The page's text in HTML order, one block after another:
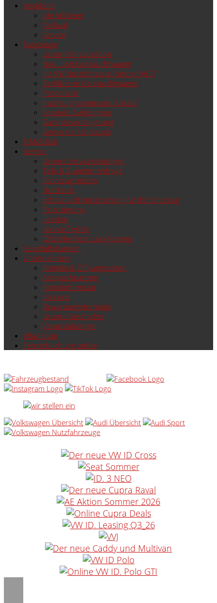
Angebote
alle Aktionen
Verkauf
Service
Fahrzeuge
Unser Fahrzeugshop
Neu- und Gebrauchtwagen
Ihr VW Nutzfahrzeug Partner (ALT)
Zertifizierte Gebrauchtwagen
Probefahrt
Inzahlungnahme und Ankauf
Spezielle Zielgruppen
Garantieverlängerung
Gemerkte Fahrzeuge
E-Mobilität
Service
Unsere Serviceleistungen
Teile & Zubehör Anfrage
Fahrzeug mieten
Notdienst
Schutz und Versicherung für ihr Fahrzeug
Finanzierung
Leasing
Service Termin
Offizieller Bear Lock Partner
Geschäftskunden
Unternehmen
Kontakt & Öffnungszeiten
Ansprechpartner
Kontaktformular
Karriere
Bewerbungsformular
Unsere Geschichte
Veranstaltungen
eBay Shop
Terminbuchung online